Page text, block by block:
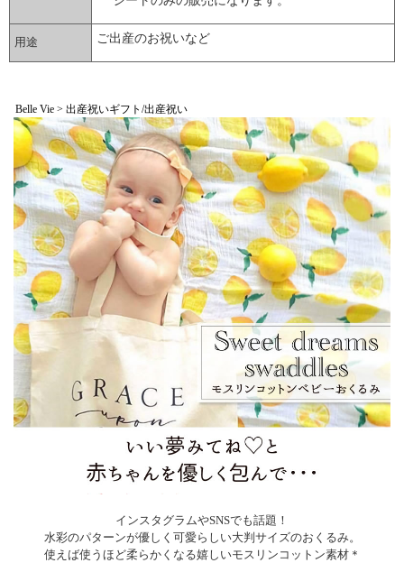
用途 ご出産のお祝いなど
Belle Vie > 出産祝いギフト/出産祝い
インスタグラムやSNSでも話題！
水彩のパターンが優しく可愛らしい大判サイズのおくるみ。
使えば使うほど柔らかくなる嬉しいモスリンコットン素材＊